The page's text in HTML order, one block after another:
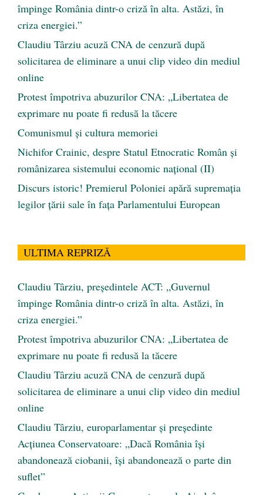
împinge România dintr-o criză în alta. Astăzi, în
criza energiei.”
Claudiu Târziu acuză CNA de cenzură după
solicitarea de eliminare a unui clip video din mediul
online
Protest împotriva abuzurilor CNA: „Libertatea de
exprimare nu poate fi redusă la tăcere
Comunismul şi cultura memoriei
Nichifor Crainic, despre Statul Etnocratic Român şi
românizarea sistemului economic naţional (II)
Discurs istoric! Premierul Poloniei apără supremația
legilor țării sale în fața Parlamentului European
ULTIMA REPRIZĂ
Claudiu Târziu, președintele ACT: „Guvernul
împinge România dintr-o criză în alta. Astăzi, în
criza energiei.”
Protest împotriva abuzurilor CNA: „Libertatea de
exprimare nu poate fi redusă la tăcere
Claudiu Târziu acuză CNA de cenzură după
solicitarea de eliminare a unui clip video din mediul
online
Claudiu Târziu, europarlamentar și președinte
Acțiunea Conservatoare: „Dacă România își
abandonează ciobanii, își abandonează o parte din
suflet”